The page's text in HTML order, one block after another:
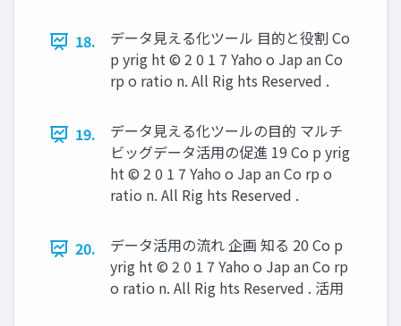
18.
データ見える化ツール 目的と役割 Co
p yrig ht © 2 0 1 7 Yaho o Jap an Co
rp o ratio n. All Rig hts Reserved .
19.
データ見える化ツールの目的 マルチ
ビッグデータ活用の促進 19 Co p yrig
ht © 2 0 1 7 Yaho o Jap an Co rp o
ratio n. All Rig hts Reserved .
20.
データ活用の流れ 企画 知る 20 Co p
yrig ht © 2 0 1 7 Yaho o Jap an Co rp
o ratio n. All Rig hts Reserved . 活用